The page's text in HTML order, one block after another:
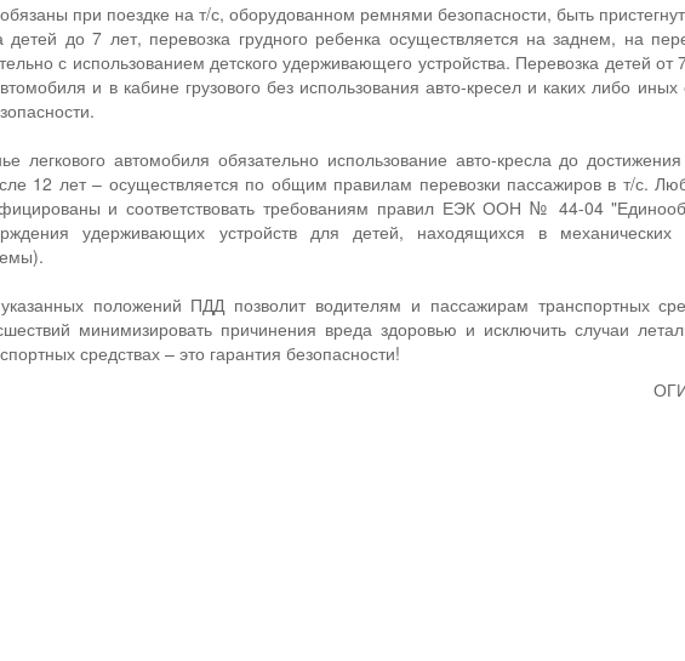
при поездке на т/с, оборудованном ремнями безопасности, быть
детей до 7 лет, перевозка грудного ребенка осуществляется на заднем, на
с использованием детского удерживающего устройства. Перевозка детей
и в кабине грузового без использования авто-кресел и каких либо иных
легкового автомобиля обязательно использование авто-кресла до
12 лет – осуществляется по общим правилам перевозки пассажиров в т/с.
и соответствовать требованиям правил ЕЭК ООН № 44-04
удерживающих устройств для детей, находящихся в механических
положений ПДД позволит водителям и пассажирам транспортных
минимизировать причинения вреда здоровью и исключить случаи
средствах – это гарантия безопасности!